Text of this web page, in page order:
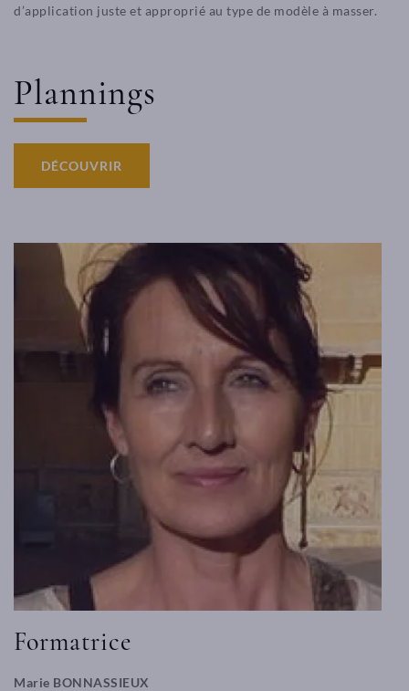
d’application juste et approprié au type de modèle à masser.
Plannings
DÉCOUVRIR
Formatrice
Marie BONNASSIEUX